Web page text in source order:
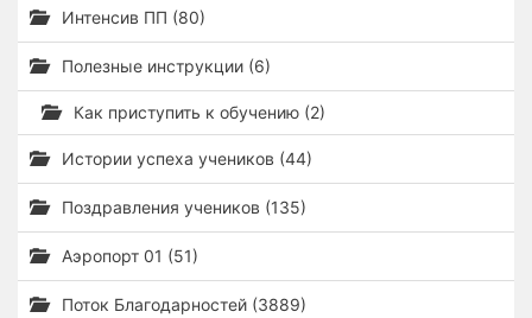
Интенсив ПП (80)
Полезные инструкции (6)
Как приступить к обучению (2)
Истории успеха учеников (44)
Поздравления учеников (135)
Аэропорт 01 (51)
Поток Благодарностей (3889)